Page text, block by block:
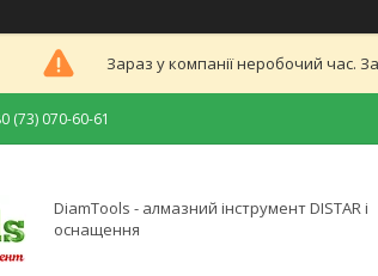
Зараз у компанії неробочий час.
(73) 070-60-61
DiamTools - алмазний інструмент DISTAR і
оснащення